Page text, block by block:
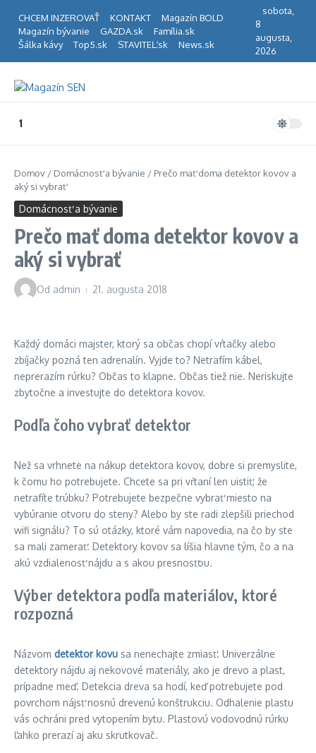
CHCEM INZEROVAŤ KONTAKT
Magazín BOLD
Magazín bývanie
GAZDA.sk
Família.sk
Šálka kávy
Top5.sk STAVITEĽ.sk News.sk
sobota,
8
augusta,
2026
1
Domov / Domácnosť a bývanie / Prečo mať doma detektor kovov a
aký si vybrať
Domácnosť a bývanie
Prečo mať doma detektor kovov a
aký si vybrať
Od admin 21. augusta 2018
Každý domáci majster, ktorý sa občas chopí vŕtačky alebo
zbíjačky pozná ten adrenalín. Vyjde to? Netrafím kábel,
neprerazím rúrku? Občas to klapne. Občas tiež nie. Neriskujte
zbytočne a investujte do detektora kovov.
Podľa čoho vybrať detektor
Než sa vrhnete na nákup detektora kovov, dobre si premyslite,
k čomu ho potrebujete. Chcete sa pri vŕtaní len uistiť, že
netrafíte trúbku? Potrebujete bezpečne vybrať miesto na
vybúranie otvoru do steny? Alebo by ste radi zlepšili priechod
wifi signálu? To sú otázky, ktoré vám napovedia, na čo by ste
sa mali zamerať. Detektory kovov sa líšia hlavne tým, čo a na
akú vzdialenosť nájdu a s akou presnosťou.
Výber detektora podľa materiálov, ktoré
rozpozná
Názvom detektor kovu sa nenechajte zmiasť. Univerzálne
detektory nájdu aj nekovové materiály, ako je drevo a plast,
prípadne meď. Detekcia dreva sa hodí, keď potrebujete pod
povrchom nájsť nosnú drevenú konštrukciu. Odhalenie plastu
vás ochráni pred vytopením bytu. Plastovú vodovodnú rúrku
ľahko prerazí aj aku skrutkovač.